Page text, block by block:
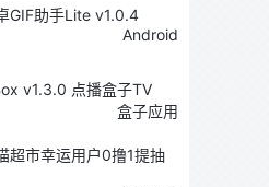
GIF助手Lite v1.0.4
Android
v1.3.0 点播盒子TV
盒子应用
超市幸运用户0撸1提抽